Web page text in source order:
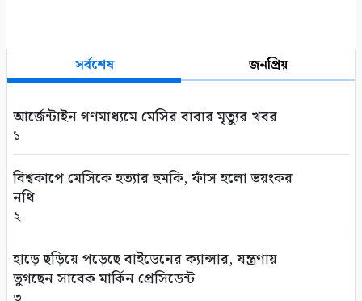
সর্বশেষ জনপ্রিয়
আর্জেন্টাইন গণমাধ্যমে মেসির বাবার মৃত্যুর খবর
১
বিশ্বকাপে মেসিকে হত্যার হুমকি, ফাঁস হলো ভয়ংকর
নথি
২
হাড়ে ছড়িয়ে পড়েছে বাইডেনের ক্যান্সার, যন্ত্রণায়
ভুগছেন সাবেক মার্কিন প্রেসিডেন্ট